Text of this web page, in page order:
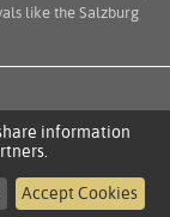
like the Salzburg
information
Accept Cookies